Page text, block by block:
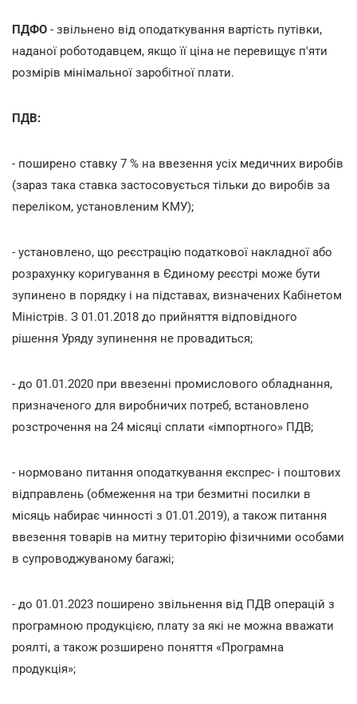
ПДФО - звільнено від оподаткування вартість путівки,
наданої роботодавцем, якщо її ціна не перевищує п'яти
розмірів мінімальної заробітної плати.
ПДВ:
- поширено ставку 7 % на ввезення усіх медичних виробів
(зараз така ставка застосовується тільки до виробів за
переліком, установленим КМУ);
- установлено, що реєстрацію податкової накладної або
розрахунку коригування в Єдиному реєстрі може бути
зупинено в порядку і на підставах, визначених Кабінетом
Міністрів. З 01.01.2018 до прийняття відповідного
рішення Уряду зупинення не провадиться;
- до 01.01.2020 при ввезенні промислового обладнання,
призначеного для виробничих потреб, встановлено
розстрочення на 24 місяці сплати «імпортного» ПДВ;
- нормовано питання оподаткування експрес- і поштових
відправлень (обмеження на три безмитні посилки в
місяць набирає чинності з 01.01.2019), а також питання
ввезення товарів на митну територію фізичними особами
в супроводжуваному багажі;
- до 01.01.2023 поширено звільнення від ПДВ операцій з
програмною продукцією, плату за які не можна вважати
роялті, а також розширено поняття «Програмна
продукція»;